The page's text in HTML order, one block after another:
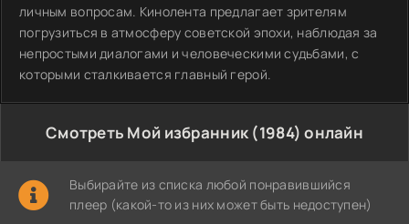
личным вопросам. Кинолента предлагает зрителям
погрузиться в атмосферу советской эпохи, наблюдая за
непростыми диалогами и человеческими судьбами, с
которыми сталкивается главный герой.
Смотреть Мой избранник (1984) онлайн
Выбирайте из списка любой понравившийся
плеер (какой-то из них может быть недоступен)